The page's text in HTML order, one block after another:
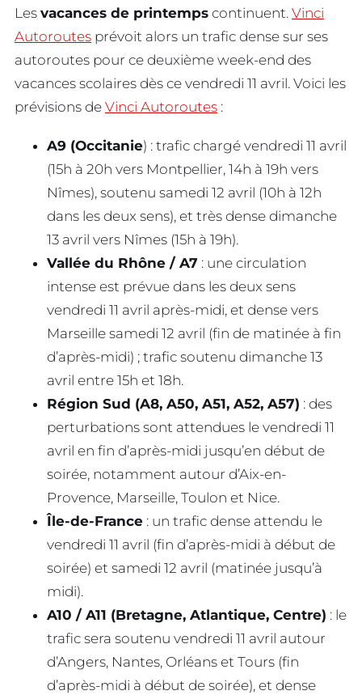
Les vacances de printemps continuent. Vinci
Autoroutes prévoit alors un trafic dense sur ses
autoroutes pour ce deuxième week-end des
vacances scolaires dès ce vendredi 11 avril. Voici les
prévisions de Vinci Autoroutes :
A9 (Occitanie) : trafic chargé vendredi 11 avril
(15h à 20h vers Montpellier, 14h à 19h vers
Nîmes), soutenu samedi 12 avril (10h à 12h
dans les deux sens), et très dense dimanche
13 avril vers Nîmes (15h à 19h).
Vallée du Rhône / A7 : une circulation
intense est prévue dans les deux sens
vendredi 11 avril après-midi, et dense vers
Marseille samedi 12 avril (fin de matinée à fin
d’après-midi) ; trafic soutenu dimanche 13
avril entre 15h et 18h.
Région Sud (A8, A50, A51, A52, A57) : des
perturbations sont attendues le vendredi 11
avril en fin d’après-midi jusqu’en début de
soirée, notamment autour d’Aix-en-
Provence, Marseille, Toulon et Nice.
Île-de-France : un trafic dense attendu le
vendredi 11 avril (fin d’après-midi à début de
soirée) et samedi 12 avril (matinée jusqu’à
midi).
A10 / A11 (Bretagne, Atlantique, Centre) : le
trafic sera soutenu vendredi 11 avril autour
d’Angers, Nantes, Orléans et Tours (fin
d’après-midi à début de soirée), et dense